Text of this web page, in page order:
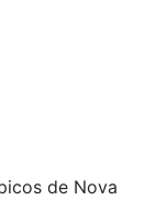
de Nova